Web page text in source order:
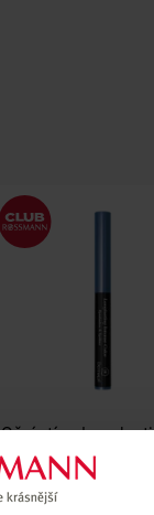
Oční stíny
Intense 03
Dermacol